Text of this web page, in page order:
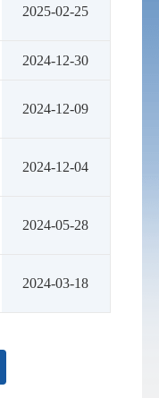
2025-02-25
2024-12-30
2024-12-09
2024-12-04
2024-05-28
2024-03-18